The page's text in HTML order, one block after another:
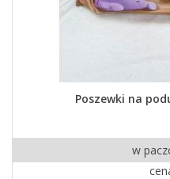
Poszewki na
w